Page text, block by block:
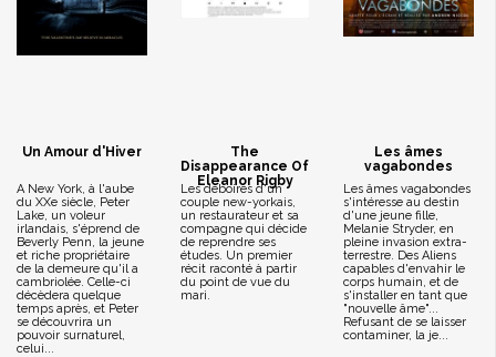
Un Amour d'Hiver
A New York, à l'aube
du XXe siècle, Peter
Lake, un voleur
irlandais, s'éprend de
Beverly Penn, la jeune
et riche propriétaire
de la demeure qu'il a
cambriolée. Celle-ci
décèdera quelque
temps après, et Peter
se découvrira un
pouvoir surnaturel,
celui...
The
Disappearance Of
Eleanor Rigby
Les déboires d'un
couple new-yorkais,
un restaurateur et sa
compagne qui décide
de reprendre ses
études. Un premier
récit raconté à partir
du point de vue du
mari.
Les âmes
vagabondes
Les âmes vagabondes
s'intéresse au destin
d'une jeune fille,
Melanie Stryder, en
pleine invasion extra-
terrestre. Des Aliens
capables d'envahir le
corps humain, et de
s'installer en tant que
"nouvelle âme"...
Refusant de se laisser
contaminer, la je...